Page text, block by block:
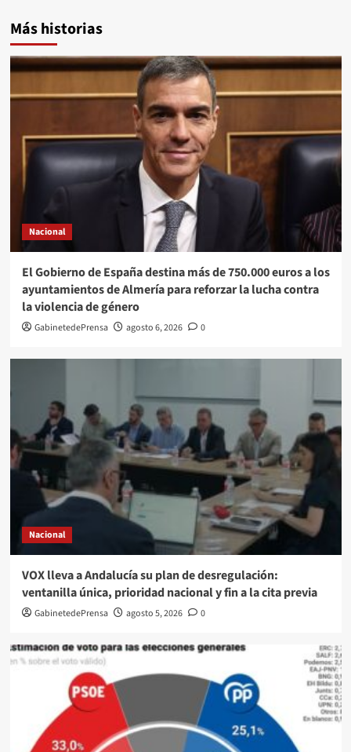
Más historias
Nacional
El Gobierno de España destina más de 750.000 euros a los
ayuntamientos de Almería para reforzar la lucha contra
la violencia de género
GabinetedePrensa agosto 6, 2026 0
Nacional
VOX lleva a Andalucía su plan de desregulación:
ventanilla única, prioridad nacional y fin a la cita previa
GabinetedePrensa agosto 5, 2026 0